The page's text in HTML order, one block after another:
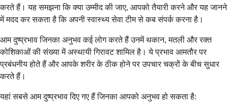
करते हैं। यह समझना कि क्या उम्मीद की जाए, आपको तैयारी करने और यह जानने
में मदद कर सकता है कि अपनी स्वास्थ्य सेवा टीम से कब संपर्क करना है।
आम दुष्प्रभाव जिनका अनुभव कई लोग करते हैं उनमें थकान, मतली और रक्त
कोशिकाओं की संख्या में अस्थायी गिरावट शामिल है। ये प्रभाव आमतौर पर
प्रबंधनीय होते हैं और आपके शरीर के ठीक होने पर उपचार चक्रों के बीच सुधार
करते हैं।
यहां सबसे आम दुष्प्रभाव दिए गए हैं जिनका आपको अनुभव हो सकता है: